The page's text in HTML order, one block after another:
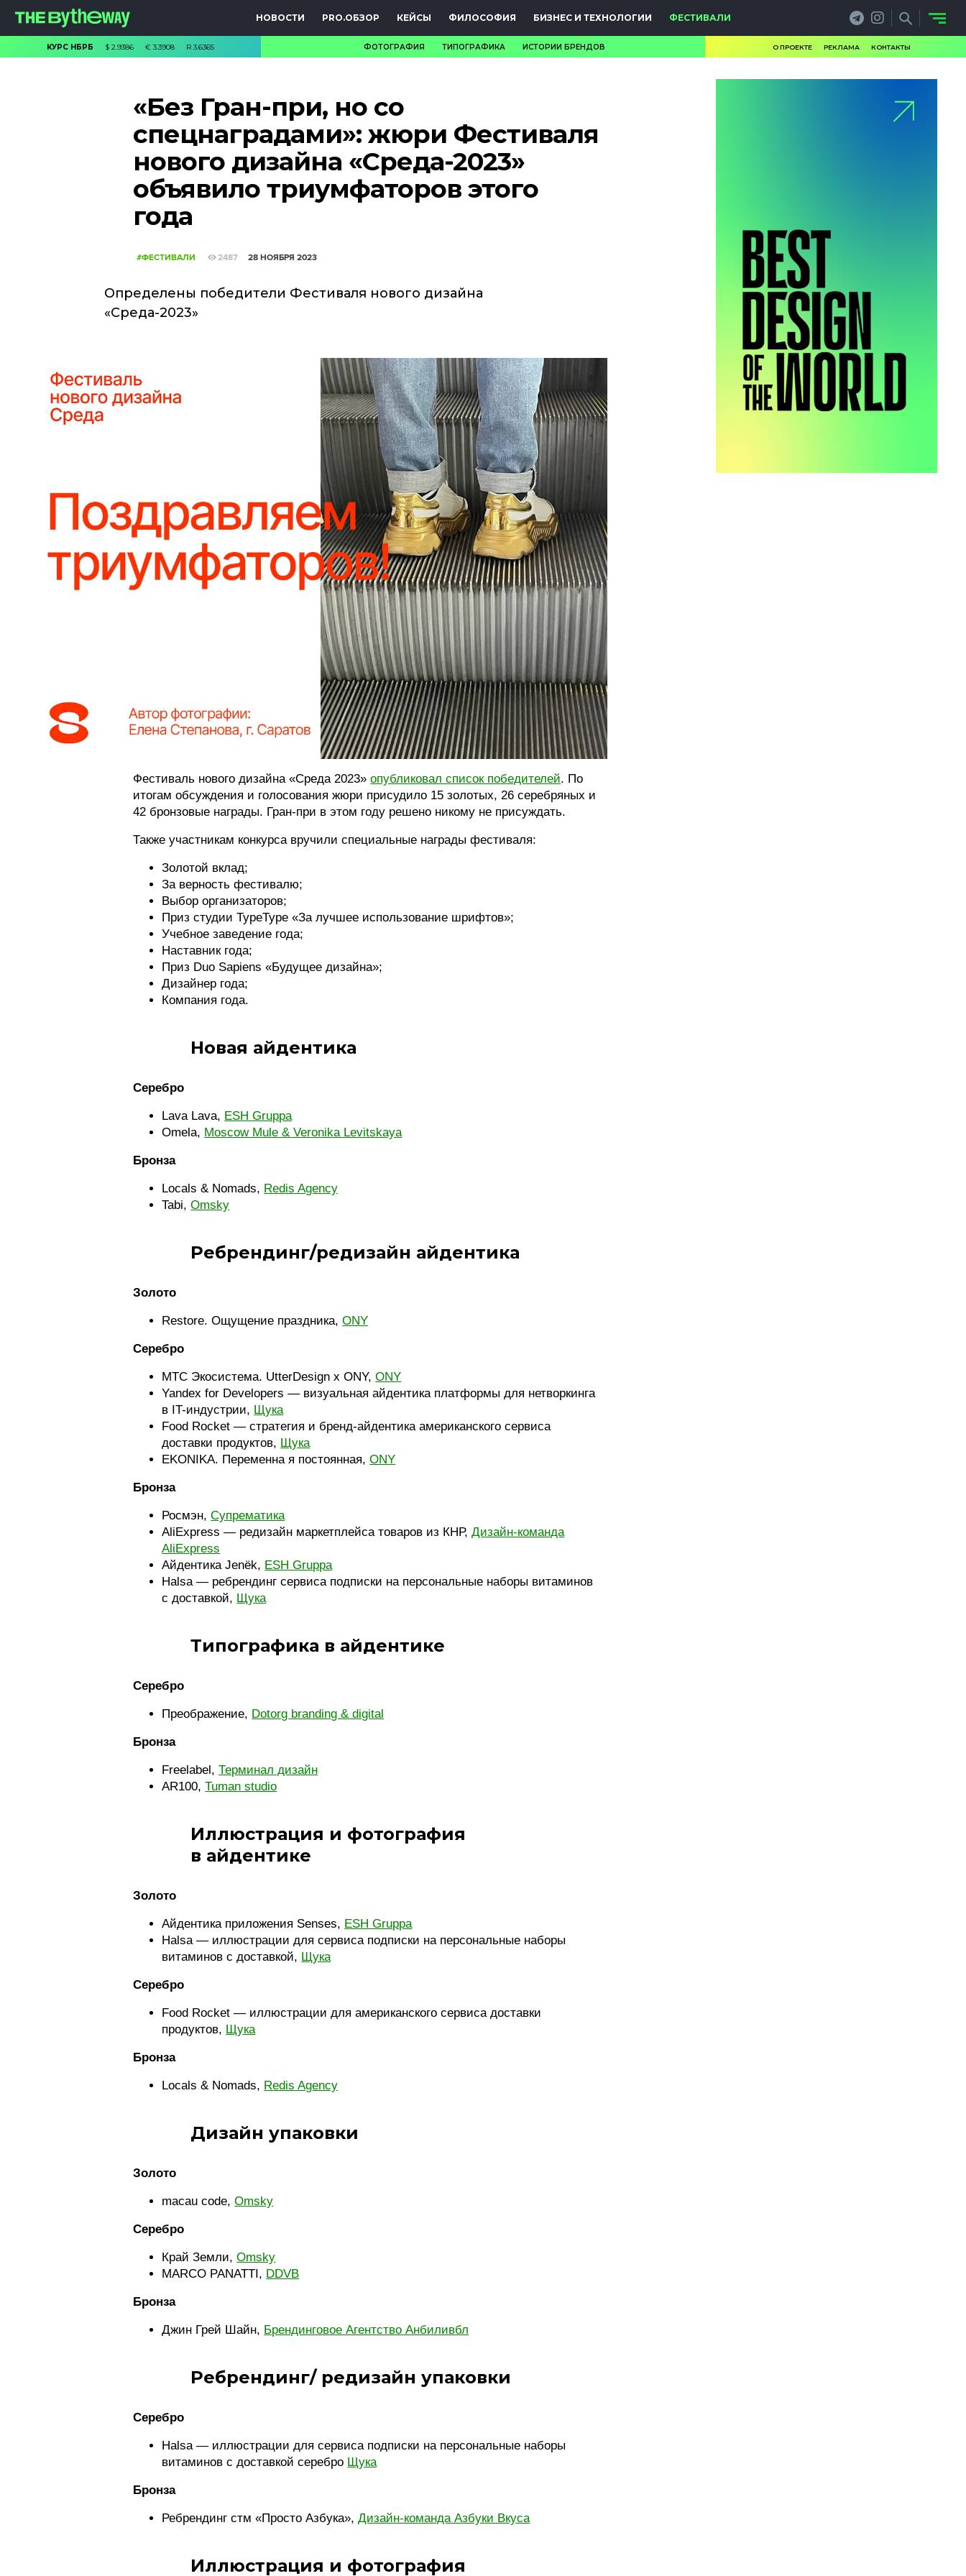
НОВОСТИ PRO.ОБЗОР КЕЙСЫ ФИЛОСОФИЯ БИЗНЕС И ТЕХНОЛОГИИ ФЕСТИВАЛИ
КУРС НБРБ $2.9386 € 3.3908 R3.6365 ФОТОГРАФИЯ ТИПОГРАФИКА ИСТОРИИ БРЕНДОВ О ПРОЕКТЕ РЕКЛАМА КОНТАКТЫ
«Без Гран-при, но со
спецнаградами»: жюри Фестиваля
нового дизайна «Среда-2023»
объявило триумфаторов этого
года
#ФЕСТИВАЛИ 2487 28 НОЯБРЯ 2023
Определены победители Фестиваля нового дизайна
«Среда-2023»
Фестиваль нового дизайна «Среда 2023»опубликовал список победителей. По
итогам обсуждения и голосования жюри присудило 15 золотых, 26 серебряных и
42 бронзовые награды. Гран-при в этом году решено никому не присуждать.
Также участникам конкурса вручили специальные награды фестиваля:
Золотой вклад;
За верность фестивалю;
Выбор организаторов;
Приз студии TypeType «За лучшее использование шрифтов»;
Учебное заведение года;
Наставник года;
Приз Duo Sapiens «Будущее дизайна»;
Дизайнер года;
Компания года.
Новая айдентика
Серебро
Lava Lava, ESH Gruppa
Omela, Moscow Mule & Veronika Levitskaya
Бронза
Locals & Nomads, Redis Agency
Tabi,Omsky
Ребрендинг/редизайн айдентика
Золото
Restore. Ощущение праздника,ONY
Серебро
МТС Экосистема. UtterDesign x ONY,ONY
Yandex for Developers — визуальная айдентика платформы для нетворкинга
в IT-индустрии, Щука
Food Rocket — стратегия и бренд-айдентика американского сервиса
доставки продуктов, Щука
EKONIKA. Переменна я постоянная,ONY
Бронза
Росмэн,Супрематика
AliExpress — редизайн маркетплейса товаров из КНР,Дизайн-команда
AliExpress
Айдентика Jenёk, ESH Gruppa
Halsa — ребрендинг сервиса подписки на персональные наборы витаминов
с доставкой, Щука
Типографика в айдентике
Серебро
Преображение, Dotorg branding & digital
Бронза
Freelabel,Терминал дизайн
AR100,Tuman studio
Иллюстрация и фотография
в айдентике
Золото
Айдентика приложения Senses, ESH Gruppa
Halsa — иллюстрации для сервиса подписки на персональные наборы
витаминов с доставкой, Щука
Серебро
Food Rocket — иллюстрации для американского сервиса доставки
продуктов, Щука
Бронза
Locals & Nomads, Redis Agency
Дизайн упаковки
Золото
macau code,Omsky
Серебро
Край Земли,Omsky
MARCO PANATTI, DDVB
Бронза
Джин Грей Шайн, Брендинговое Агентство Анбиливбл
Ребрендинг/ редизайн упаковки
Серебро
Halsa — иллюстрации для сервиса подписки на персональные наборы
витаминов с доставкой серебро Щука
Бронза
Ребрендинг стм «Просто Азбука»,Дизайн-команда Азбуки Вкуса
Иллюстрация и фотография
КЕЙСЫ
ФИЛОСОФИЯ
ФЕСТИВАЛИ
ТИПОГРАФИКА
ИСТОРИИ БРЕНДОВ
О ПРОЕКТЕ
РЕКЛАМА
КОНТАКТЫ